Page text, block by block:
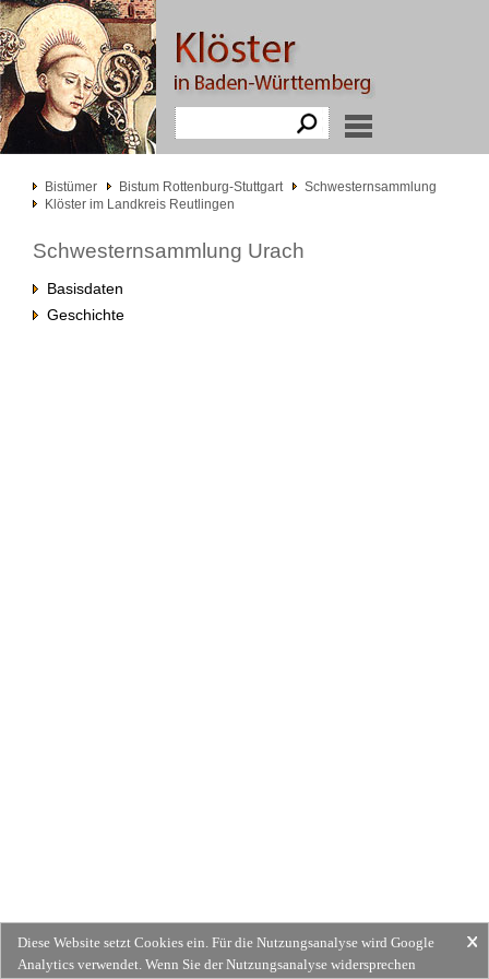
Bistümer Bistum Rottenburg-Stuttgart
Schwesternsammlung
Klöster im Landkreis Reutlingen
Schwesternsammlung Urach
Basisdaten
Geschichte
Diese Website setzt Cookies ein. Für die Nutzungsanalyse wird Google
Analytics verwendet. Wenn Sie der Nutzungsanalyse widersprechen